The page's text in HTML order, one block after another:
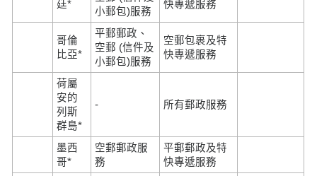
廷*
小郵包)服務
快專遞服務
哥倫
比亞*
平郵郵政、
空郵 (信件及
小郵包)服務
空郵包裹及特
快專遞服務
荷屬
安的
列斯
群島*
- 所有郵政服務
墨西
哥*
空郵郵政服
務
平郵郵政及特
快專遞服務